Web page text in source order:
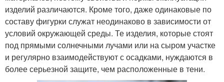
изделий различаются. Кроме того, даже одинаковые по
составу фигурки служат неодинаково в зависимости от
условий окружающей среды. Те изделия, которые стоят
под прямыми солнечными лучами или на сыром участке
и регулярно взаимодействуют с осадками, нуждаются в
более серьезной защите, чем расположенные в тени.